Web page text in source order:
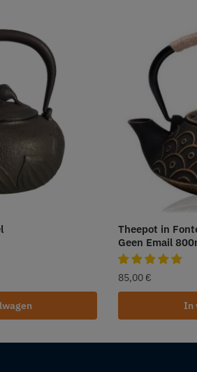
Theepot in
Geen Email
85,00 €
In